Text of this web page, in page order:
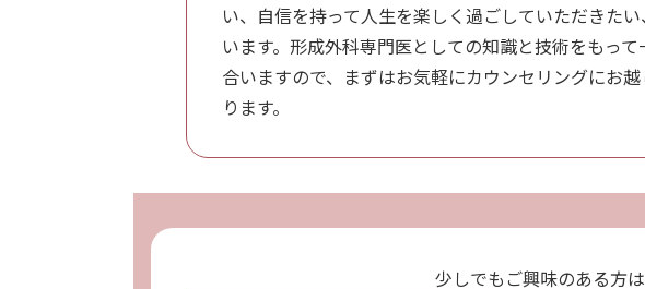
い、自信を持って人生を楽しく過ごしていただきた
います。形成外科専門医としての知識と技術をもっ
合いますので、まずはお気軽にカウンセリングにお
ります。
少しでもご興味のある方は